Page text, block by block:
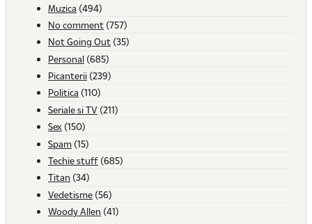
Muzica (494)
No comment (757)
Not Going Out (35)
Personal (685)
Picanterii (239)
Politica (110)
Seriale si TV (211)
Sex (150)
Spam (15)
Techie stuff (685)
Titan (34)
Vedetisme (56)
Woody Allen (41)